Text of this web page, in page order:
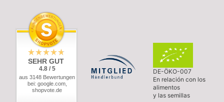
SEHR GUT
4.8 / 5
aus 3148 Bewertungen
bei: google.com,
shopvote.de
DE-ÖKO-007
En relación con los
alimentos
y las semillas